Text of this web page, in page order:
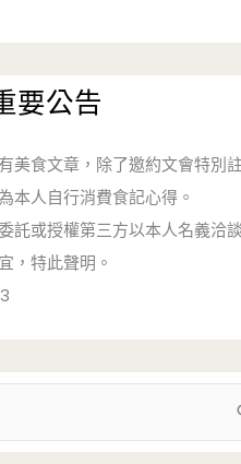
要公告
美食文章，除了邀約文會特別
本人自行消費食記心得。
託或授權第三方以本人名義洽
，特此聲明。